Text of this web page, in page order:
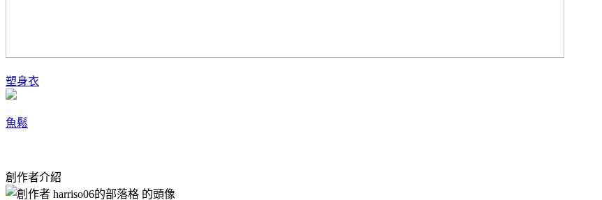
塑身衣
魚鬆
創作者介紹